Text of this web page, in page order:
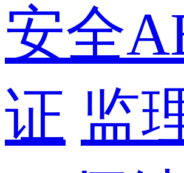
安全
证 监